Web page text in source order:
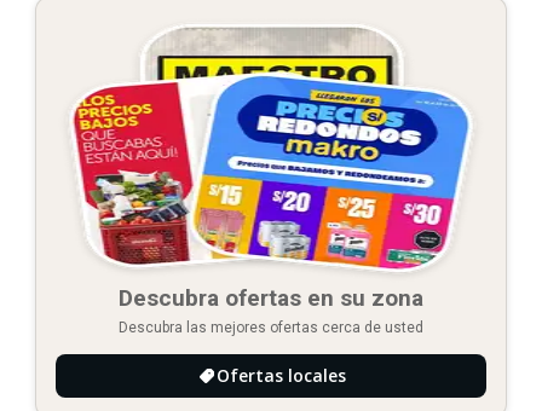
Descubra ofertas en su zona
Descubra las mejores ofertas cerca de usted
Ofertas locales